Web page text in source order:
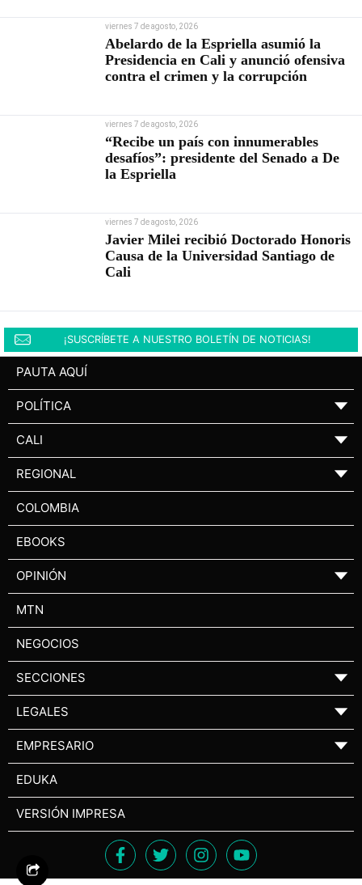
viernes 7 de agosto, 2026
Abelardo de la Espriella asumió la
Presidencia en Cali y anunció ofensiva
contra el crimen y la corrupción
viernes 7 de agosto, 2026
“Recibe un país con innumerables
desafíos”: presidente del Senado a De
la Espriella
viernes 7 de agosto, 2026
Javier Milei recibió Doctorado Honoris
Causa de la Universidad Santiago de
Cali
¡SUSCRÍBETE A NUESTRO BOLETÍN DE NOTICIAS!
PAUTA AQUÍ
POLÍTICA ▼
CALI ▼
REGIONAL ▼
COLOMBIA
EBOOKS
OPINIÓN ▼
MTN
NEGOCIOS
SECCIONES ▼
LEGALES ▼
EMPRESARIO ▼
EDUKA
VERSIÓN IMPRESA